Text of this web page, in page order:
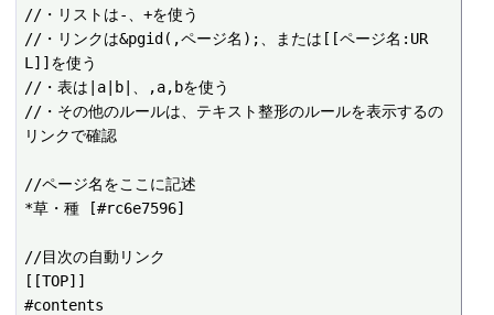
//・リストは-、+を使う
//・リンクは&pgid(,ページ名);、または[[ページ名:UR
L]]を使う
//・表は|a|b|、,a,bを使う
//・その他のルールは、テキスト整形のルールを表示するの
リンクで確認
//ページ名をここに記述
*草・種 [#rc6e7596]
//目次の自動リンク
[[TOP]]
#contents